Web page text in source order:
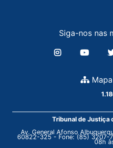
Siga-nos nas
Tribunal de Justiça
Av. General Afonso
60822-325 - Fone: (85) 3207-
08h